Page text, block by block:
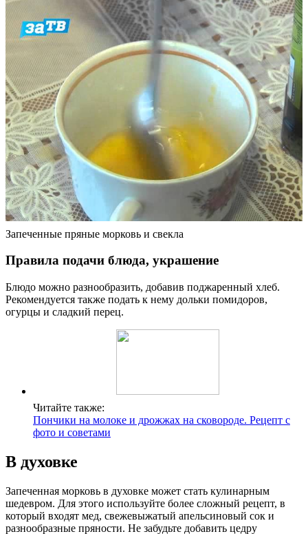
Запеченные пряные морковь и свекла
Правила подачи блюда, украшение
Блюдо можно разнообразить, добавив поджаренный хлеб.
Рекомендуется также подать к нему дольки помидоров,
огурцы и сладкий перец.
Читайте также:
Пончики на молоке и дрожжах на сковороде. Рецепт с
фото и советами
В духовке
Запеченная морковь в духовке может стать кулинарным
шедевром. Для этого используйте более сложный рецепт, в
который входят мед, свежевыжатый апельсиновый сок и
разнообразные пряности. Не забудьте добавить цедру